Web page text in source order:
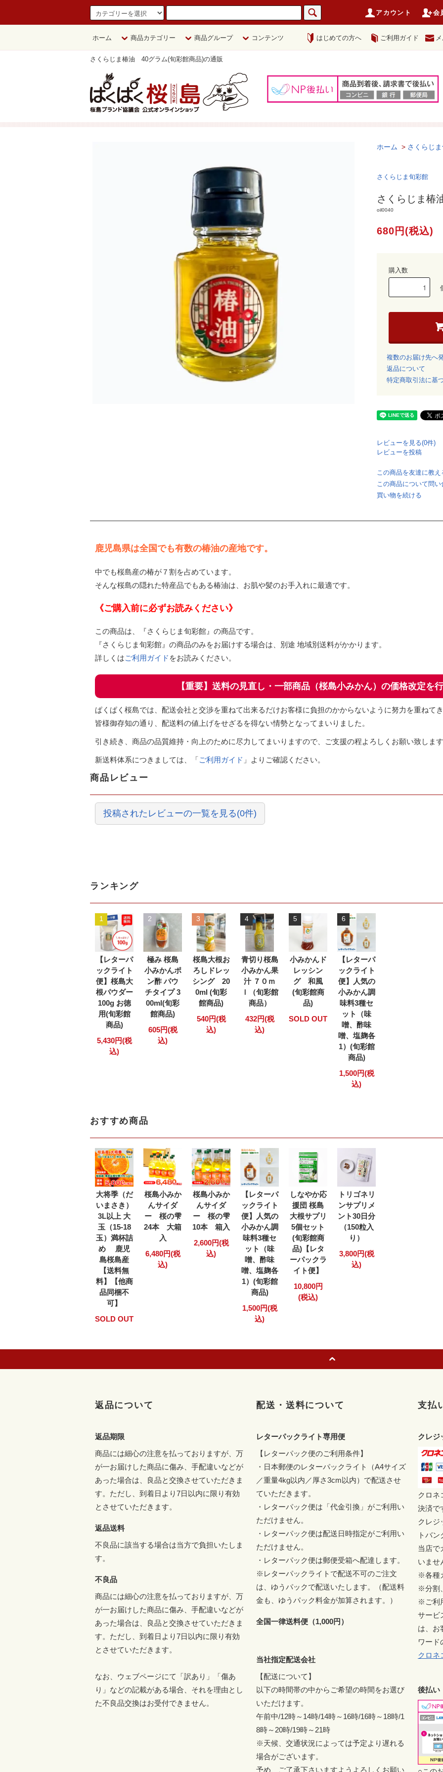
アカウント 会
ホーム 商品カテゴリー 商品グループ コンテンツ はじめての方へ ご利用ガイド
さくらじま椿油 40グラム(旬彩館商品)の通販
ホーム > さくらじ
さくらじま旬彩館
さくらじま椿
oil0040
680円(税込)
購入数
複数のお届け先へ
返品について
特定商取引法に基
レビューを見る(0件)
レビューを投稿
この商品を友達に教え
この商品について問い
買い物を続ける
鹿児島県は全国でも有数の椿油の産地です。
中でも桜島産の椿が７割を占めています。
そんな桜島の隠れた特産品でもある椿油は、お肌や髪のお手入れに最適です。
《ご購入前に必ずお読みください》
この商品は、『さくらじま旬彩館』の商品です。
『さくらじま旬彩館』の商品のみをお届けする場合は、別途 地域別送料がかかります。
詳しくはご利用ガイド をお読みください。
【重要】送料の見直し・一部商品（桜島小みかん）の価格改定を行
ぱくぱく桜島では、配送会社と交渉を重ねて出来るだけお客様に負担のかからないように努力を重ねてき
皆様御存知の通り、配送料の値上げをせざるを得ない情勢となってまいりました。
引き続き、商品の品質維持・向上のために尽力してまいりますので、ご支援の程よろしくお願い致します
新送料体系につきましては、「ご利用ガイド 」よりご確認ください。
商品レビュー
投稿されたレビューの一覧を見る(0件)
ランキング
1
【レターパ
ックライト
便】桜島大
根パウダー
100g お徳
用(旬彩館
商品)
5,430円(税
込)
2
極み 桜島
小みかんポ
ン酢 パウ
チタイプ 3
00ml(旬彩
館商品)
605円(税
込)
3
桜島大根お
ろしドレッ
シング 20
0ml (旬彩
館商品)
540円(税
込)
4
青切り桜島
小みかん果
汁 ７０ｍ
ｌ（旬彩館
商品）
432円(税
込)
5
小みかんド
レッシン
グ 和風
(旬彩館商
品)
SOLD OUT
6
【レターパ
ックライト
便】人気の
小みかん調
味料3種セ
ット（味
噌、酢味
噌、塩麹各
1）(旬彩館
商品)
1,500円(税
込)
おすすめ商品
大将季（だ
いまさき）
3L以上 大
玉（15-18
玉）満杯詰
め 鹿児
島桜島産
【送料無
料】【他商
品同梱不
可】
SOLD OUT
桜島小みか
んサイダ
ー 桜の雫
24本 大箱
入
6,480円(税
込)
桜島小みか
んサイダ
ー 桜の雫
10本 箱入
2,600円(税
込)
【レターパ
ックライト
便】人気の
小みかん調
味料3種セ
ット（味
噌、酢味
噌、塩麹各
1）(旬彩館
商品)
1,500円(税
込)
しなやか応
援団 桜島
大根サプリ
5個セット
(旬彩館商
品)【レタ
ーパックラ
イト便】
10,800円
(税込)
トリゴネリ
ンサプリメ
ント30日分
（150粒入
り）
3,800円(税
込)
返品について
返品期限
商品には細心の注意を払っておりますが、万
が一お届けした商品に傷み、手配違いなどが
あった場合は、良品と交換させていただきま
す。ただし、到着日より7日以内に限り有効
とさせていただきます。
返品送料
不良品に該当する場合は当方で負担いたしま
す。
不良品
商品には細心の注意を払っておりますが、万
が一お届けした商品に傷み、手配違いなどが
あった場合は、良品と交換させていただきま
す。ただし、到着日より7日以内に限り有効
とさせていただきます。
なお、ウェブページにて「訳あり」「傷あ
り」などの記載がある場合、それを理由とし
た不良品交換はお受付できません。
配送・送料について
レターパックライト専用便
【レターパック便のご利用条件】
・日本郵便のレターパックライト（A4サイズ
／重量4kg以内／厚さ3cm以内）で配送させ
ていただきます。
・レターパック便は「代金引換」がご利用い
ただけません。
・レターパック便は配送日時指定がご利用い
ただけません。
・レターパック便は郵便受箱へ配達します。
※レターパックライトで配送不可のご注文
は、ゆうパックで配送いたします。（配送料
金も、ゆうパック料金が加算されます。）
全国一律送料便（1,000円）
当社指定配送会社
【配送について】
以下の時間帯の中からご希望の時間をお選び
いただけます。
午前中/12時～14時/14時～16時/16時～18時/1
8時～20時/19時～21時
※天候、交通状況によっては予定より遅れる
場合がございます。
予め、ご了承下さいますようよろしくお願い
支払
クレジ
クロネ
決済で
クレジ
トバン
当店で
いませ
※各種
※分割
※ご利
サービ
は、お
ワード
クロネ
後払い